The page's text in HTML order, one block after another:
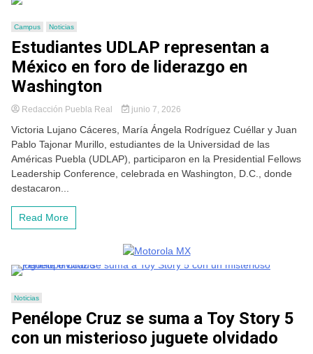
Campus Noticias
Estudiantes UDLAP representan a
México en foro de liderazgo en
Washington
Redacción Puebla Real junio 7, 2026
Victoria Lujano Cáceres, María Ángela Rodríguez Cuéllar y Juan
Pablo Tajonar Murillo, estudiantes de la Universidad de las
Américas Puebla (UDLAP), participaron en la Presidential Fellows
Leadership Conference, celebrada en Washington, D.C., donde
destacaron...
Read More
Noticias
Penélope Cruz se suma a Toy Story 5
con un misterioso juguete olvidado